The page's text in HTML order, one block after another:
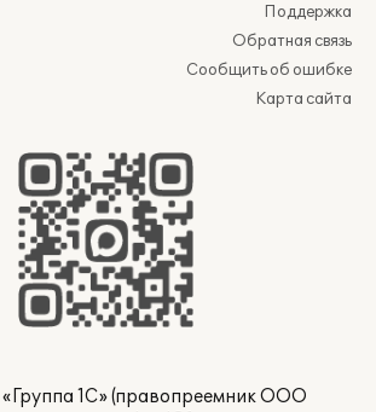
Поддержка
Обратная связь
Сообщить об ошибке
Карта сайта
1С» (правопреемник ООО